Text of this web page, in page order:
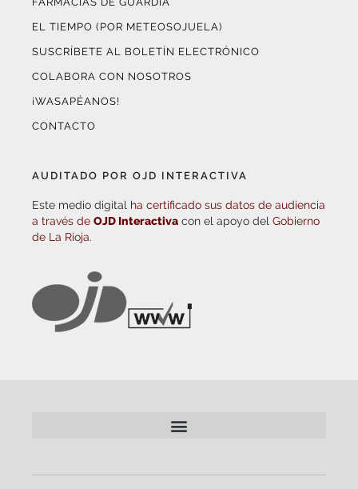
EL TIEMPO (POR METEOSOJUELA)
SUSCRÍBETE AL BOLETÍN ELECTRÓNICO
COLABORA CON NOSOTROS
¡WASAPÉANOS!
CONTACTO
AUDITADO POR OJD INTERACTIVA
Este medio digital ha certificado sus datos de audiencia
a través de OJD Interactiva con el apoyo del Gobierno
de La Rioja.